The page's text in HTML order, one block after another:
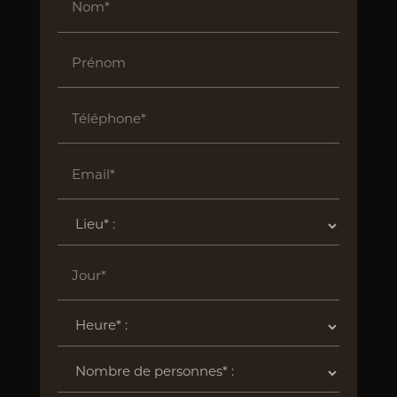
Nom*
Prénom
Téléphone*
Email*
Jour*